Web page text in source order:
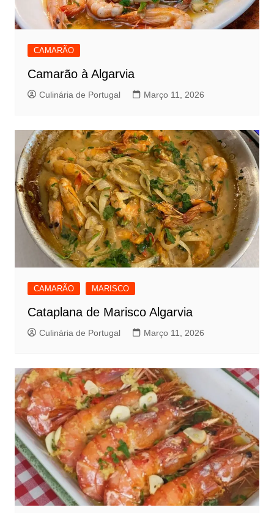
CAMARÃO
Camarão à Algarvia
Culinária de Portugal Março 11, 2026
CAMARÃO MARISCO
Cataplana de Marisco Algarvia
Culinária de Portugal Março 11, 2026